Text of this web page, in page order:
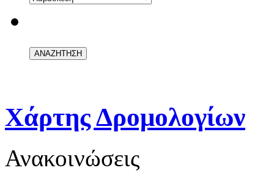
Χάρτης Δρομολογίων
Ανακοινώσεις